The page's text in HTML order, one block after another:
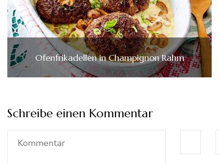
Ofenfrikadellen in Champignon Rahm
Schreibe einen Kommentar